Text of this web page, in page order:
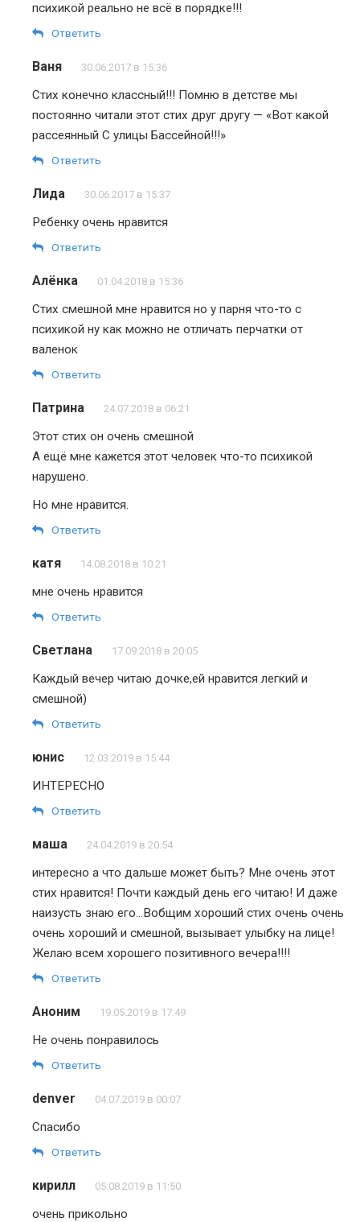
психикой реально не всё в порядке!!!
Ответить
Ваня 30.06.2017 в 15:36
Стих конечно классный!!! Помню в детстве мы
постоянно читали этот стих друг другу — «Вот какой
рассеянный С улицы Бассейной!!!»
Ответить
Лида 30.06.2017 в 15:37
Ребенку очень нравится
Ответить
Алёнка 01.04.2018 в 15:36
Стих смешной мне нравится но у парня что-то с
психикой ну как можно не отличать перчатки от
валенок
Ответить
Патрина 24.07.2018 в 06:21
Этот стих он очень смешной
А ещё мне кажется этот человек что-то психикой
нарушено.
Но мне нравится.
Ответить
катя 14.08.2018 в 10:21
мне очень нравится
Ответить
Светлана 17.09.2018 в 20:05
Каждый вечер читаю дочке,ей нравится легкий и
смешной)
Ответить
юнис 12.03.2019 в 15:44
ИНТЕРЕСНО
Ответить
маша 24.04.2019 в 20:54
интересно а что дальше может быть? Мне очень этот
стих нравится! Почти каждый день его читаю! И даже
наизусть знаю его…Вобщим хороший стих очень очень
очень хороший и смешной, вызывает улыбку на лице!
Желаю всем хорошего позитивного вечера!!!!
Ответить
Аноним 19.05.2019 в 17:49
Не очень понравилось
Ответить
denver 04.07.2019 в 00:07
Спасибо
Ответить
кирилл 05.08.2019 в 11:50
очень прикольно